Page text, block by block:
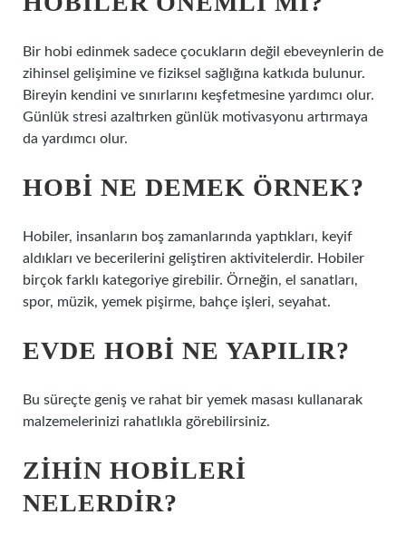
Bir hobi edinmek sadece çocukların değil ebeveynlerin de
zihinsel gelişimine ve fiziksel sağlığına katkıda bulunur.
Bireyin kendini ve sınırlarını keşfetmesine yardımcı olur.
Günlük stresi azaltırken günlük motivasyonu artırmaya
da yardımcı olur.
HOBI NE DEMEK ÖRNEK?
Hobiler, insanların boş zamanlarında yaptıkları, keyif
aldıkları ve becerilerini geliştiren aktivitelerdir. Hobiler
birçok farklı kategoriye girebilir. Örneğin, el sanatları,
spor, müzik, yemek pişirme, bahçe işleri, seyahat.
EVDE HOBI NE YAPILIR?
Bu süreçte geniş ve rahat bir yemek masası kullanarak
malzemelerinizi rahatlıkla görebilirsiniz.
ZIHIN HOBILERI
NELERDIR?